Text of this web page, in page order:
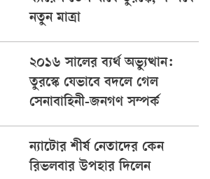
নতুন মাত্রা
২০১৬ সালের ব্যর্থ অভ্যুত্থান:
তুরস্কে যেভাবে বদলে গেল
সেনাবাহিনী-জনগণ সম্পর্ক
ন্যাটোর শীর্ষ নেতাদের কেন
রিভলবার উপহার দিলেন